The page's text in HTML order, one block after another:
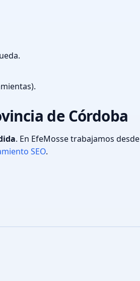
de Córdoba
. En EfeMosse trabajamos desde
SEO.